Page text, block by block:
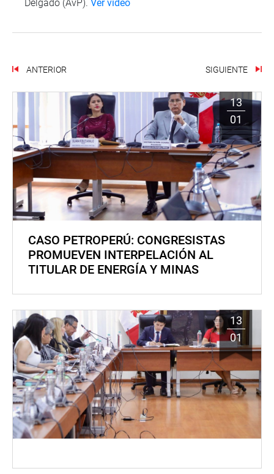
Delgado (AvP). Ver vídeo
ANTERIOR SIGUIENTE
13
01
CASO PETROPERÚ: CONGRESISTAS
PROMUEVEN INTERPELACIÓN AL
TITULAR DE ENERGÍA Y MINAS
13
01